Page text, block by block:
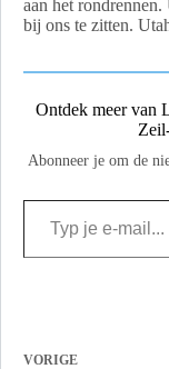
aan het
bij ons te zitten.
Ontdek meer van
Abonneer je om de
VORIGE